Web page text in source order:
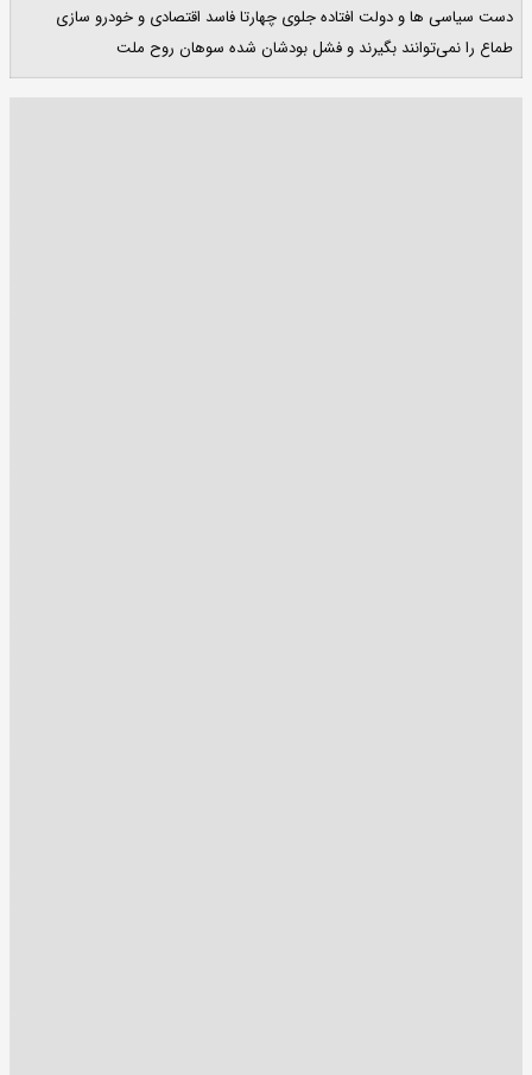
دست سیاسی ها و دولت افتاده جلوی چهارتا فاسد اقتصادی و خودرو سازی
طماع را نمی‌توانند بگیرند و فشل بودشان شده سوهان روح ملت